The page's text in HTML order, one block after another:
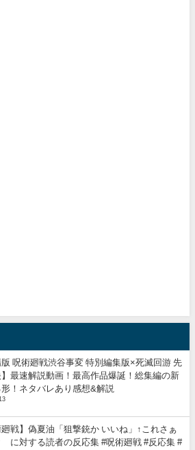
版 呪術廻戦渋谷事変 特別編集版×死滅回游 先
最速解説動画！最高作品爆誕！総集編の新
！ネタバレあり感想&解説
廻戦】偽夏油「狙撃銃か いいね」↑これさぁ
に対する読者の反応集 #呪術廻戦 #反応集 #